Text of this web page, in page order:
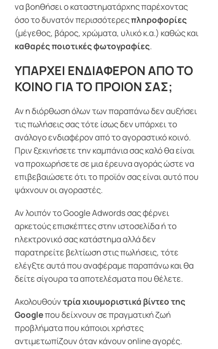
να βοηθήσει ο καταστηματάρχης παρέχοντας
όσο το δυνατόν περισσότερεςπληροφορίες
(μέγεθος, βάρος, χρώματα, υλικό κ.α.) καθώς και
καθαρές ποιοτικές φωτογραφίες.
ΥΠΑΡΧΕΙ ΕΝΔΙΑΦΕΡΟΝ ΑΠΟ ΤΟ
ΚΟΙΝΟ ΓΙΑ ΤΟ ΠΡΟΙΟΝ ΣΑΣ;
Αν η διόρθωση όλων των παραπάνω δεν αυξήσει
τις πωλήσεις σας τότε ίσως δεν υπάρχει το
ανάλογο ενδιαφέρον από το αγοραστικό κοινό.
Πριν ξεκινήσετε την καμπάνια σας καλό θα είναι
να προχωρήσετε σε μια έρευνα αγοράς ώστε να
επιβεβαιώσετε ότι το προϊόν σας είναι αυτό που
ψάχνουν οι αγοραστές.
Αν λοιπόν το Google Adwords σας φέρνει
αρκετούς επισκέπτες στην ιστοσελίδα ή το
ηλεκτρονικό σας κατάστημα αλλά δεν
παρατηρείτε βελτίωση στις πωλήσεις, τότε
ελέγξτε αυτά που αναφέραμε παραπάνω και θα
δείτε σίγουρα τα αποτελέσματα που θέλετε.
Ακολουθούντρία χιουμοριστικά βίντεο της
Googleπου δείχνουν σε πραγματική ζωή
προβλήματα που κάποιοι χρήστες
αντιμετωπίζουν όταν κάνουν online αγορές.